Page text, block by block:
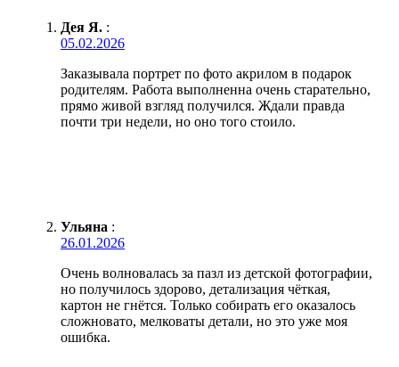
Дея Я. :
05.02.2026
Заказывала портрет по фото акрилом в подарок
родителям. Работа выполненна очень старательно,
прямо живой взгляд получился. Ждали правда
почти три недели, но оно того стоило.
Ульяна :
26.01.2026
Очень волновалась за пазл из детской фотографии,
но получилось здорово, детализация чёткая,
картон не гнётся. Только собирать его оказалось
сложновато, мелковаты детали, но это уже моя
ошибка.